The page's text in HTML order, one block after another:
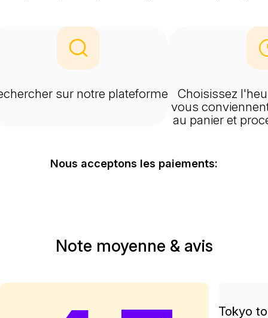
sur notre plateforme
Choisissez
vous
au panier et
Nous acceptons les paiements:
Note moyenne & avis
Tokyo